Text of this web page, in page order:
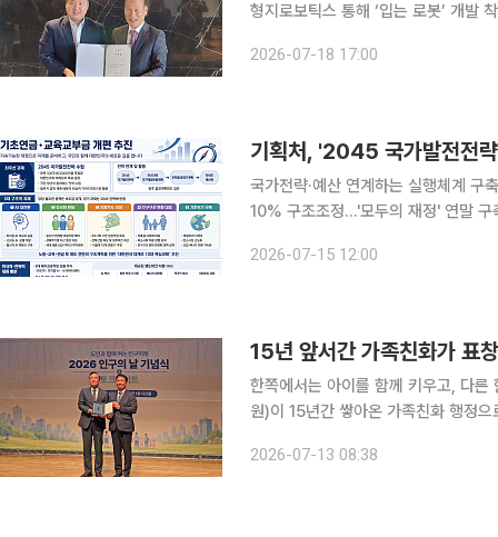
형지로보틱스 통해 ‘입는 로봇’ 개발 착수
포츠 상품화‧워크웨어‧K뷰티‧로봇‧디
2026-07-18 17:00
기획처, '2045 국가발전전
국가전략·예산 연계하는 실행체계 구
10% 구조조정…'모두의 재정' 연말 구축 정부가 광복 100주년인 2045년을 목표로 국가발
시에 기초연금과 지방교육재정교부
2026-07-15 12:00
15년 앞서간 가족친화가 표
한쪽에서는 아이를 함께 키우고, 다른 한쪽에서는
원)이 15년간 쌓아온 가족친화 행정
2026-07-13 08:38